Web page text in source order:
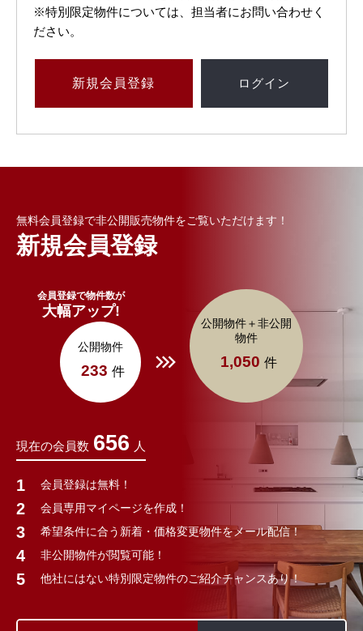
※特別限定物件については、担当者にお問い合わせく
ださい。
新規会員登録 ログイン
無料会員登録で非公開販売物件をご覧いただけます！
新規会員登録
会員登録で物件数が
大幅アップ!
公開物件
233 件
公開物件＋非公開
物件
1,050 件
現在の会員数 656 人
会員登録は無料！
会員専用マイページを作成！
希望条件に合う新着・価格変更物件をメール配信！
非公開物件が閲覧可能！
他社にはない特別限定物件のご紹介チャンスあり！